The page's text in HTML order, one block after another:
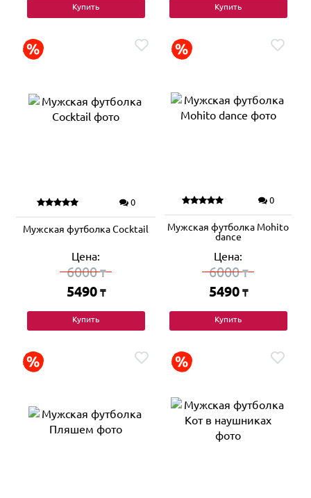
Купить Купить
0
Мужская футболка Cocktail
Цена:
6000₸
5490 ₸
Купить
0
Мужская футболка Mohito
dance
Цена:
6000₸
5490 ₸
Купить